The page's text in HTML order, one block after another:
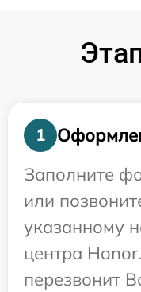
1
Заполните
или
указанному
центра
перезвонит